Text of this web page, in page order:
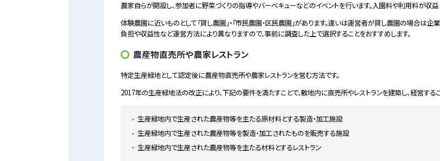
農家自らが開設し、参加者に野菜づくりの指導やバーベキューなどのイベントを行います。入園料や利用料が収
体験農園に近いものとして「貸し農園」・「市民農園・区民農園」があります。違いは運営者が貸し農園の場合は
負担や収益性など運営方法により異なりますので、事前に調査した上で選択することをおすすめします。
農産物直売所や農家レストラン
特定生産緑地として認定後に農産物直売所や農家レストランを営む方法です。
2017年の生産緑地法の改正により、下記の要件を満たすことで、敷地内に直売所やレストランを建築し、経営する
生産緑地内で生産された農産物等を主たる原材料とする製造・加工施設
生産緑地内で生産された農産物等を製造・加工されたものを販売する施設
生産緑地内で生産された農産物等を主たる材料とするレストラン